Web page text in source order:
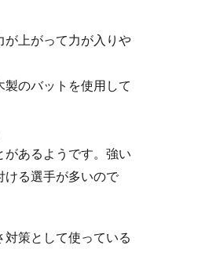
、その種類の中でよくわから
ーフォロー
が上がって力が入りや
のバットを使用して
あるようです。強い
ける選手が多いので
策として使っている